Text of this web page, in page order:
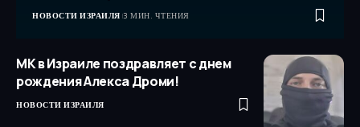
НОВОСТИ ИЗРАИЛЯ 3 МИН. ЧТЕНИЯ
МК в Израиле поздравляет с днем
рождения Алекса Дроми!
НОВОСТИ ИЗРАИЛЯ